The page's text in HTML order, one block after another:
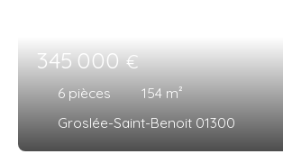
345 000€
6 pièces 154 m²
Groslée-Saint-Benoit 01300